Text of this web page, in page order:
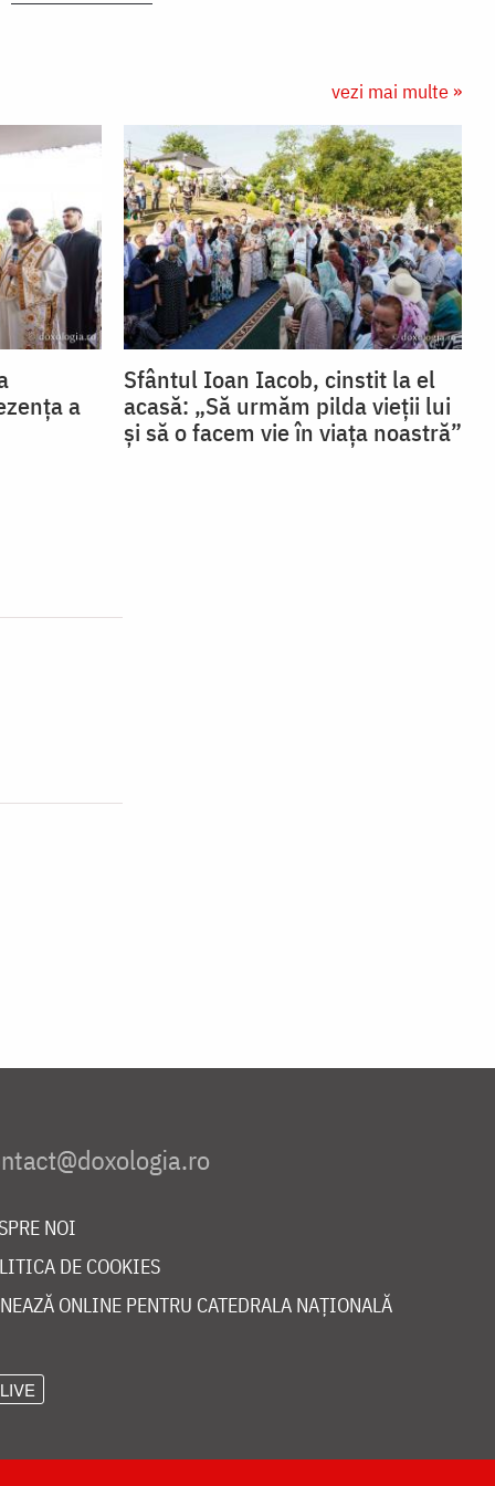
vezi mai multe »
a
Sfântul Ioan Iacob, cinstit la el
acasă: „Să urmăm pilda vieții lui
și să o facem vie în viața noastră”
NOI
DE COOKIES
ONLINE PENTRU CATEDRALA NAȚIONALĂ
LIVE